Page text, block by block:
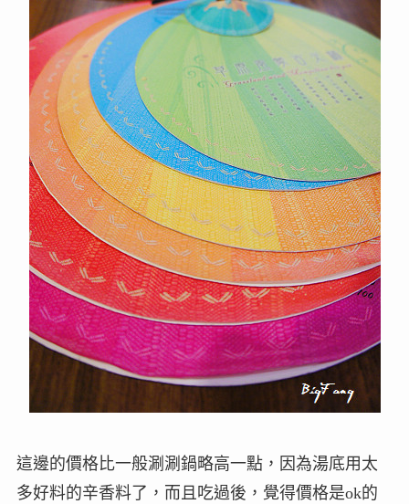
這邊的價格比一般涮涮鍋略高一點，因為湯底用太
多好料的辛香料了，而且吃過後，覺得價格是ok的